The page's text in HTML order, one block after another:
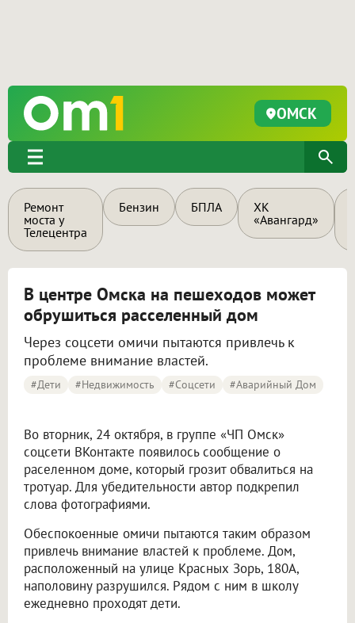
ОМСК
Ремонт
моста у
Телецентра
Бензин БПЛА
ХК
«Авангард»
В центре Омска на пешеходов может
обрушиться расселенный дом
Через соцсети омичи пытаются привлечь к
проблеме внимание властей.
#дети #Недвижимость #соцсети #аварийный Дом
Во вторник, 24 октября, в группе «ЧП Омск»
соцсети ВКонтакте появилось сообщение о
раселенном доме, который грозит обвалиться на
тротуар. Для убедительности автор подкрепил
слова фотографиями.
Обеспокоенные омичи пытаются таким образом
привлечь внимание властей к проблеме. Дом,
расположенный на улице Красных Зорь, 180А,
наполовину разрушился. Рядом с ним в школу
ежедневно проходят дети.